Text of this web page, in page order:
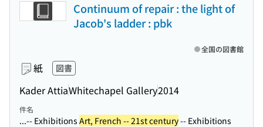
Continuum of repair : the light of
Jacob's ladder : pbk
紙 図書
Kader AttiaWhitechapel Gallery2014
全国の図書館
件名
...-- Exhibitions Art, French -- 21st century-- Exhibitions